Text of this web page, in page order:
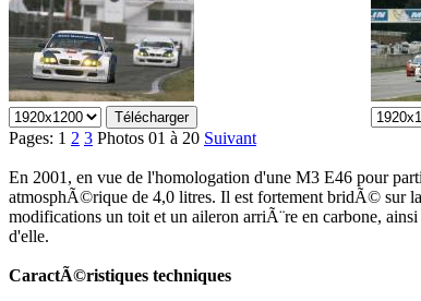
Pages: 1 2 3 Photos 01 à 20 Suivant
En 2001, en vue de l'homologation d'une M3 E46 pour
atmosphÃ©rique de 4,0 litres. Il est fortement bridÃ© sur
modifications un toit et un aileron arriÃ¨re en carbone,
d'elle.
CaractÃ©ristiques techniques